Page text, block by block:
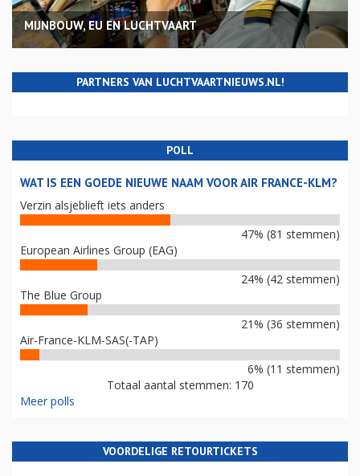
MIJNBOUW, EU EN LUCHTVAART
PARTNERS VAN LUCHTVAARTNIEUWS.NL!
POLL
WAT IS EEN GOEDE NIEUWE NAAM VOOR AIR FRANCE-KLM?
Verzin alsjeblieft iets anders
47% (81 stemmen)
European Airlines Group (EAG)
24% (42 stemmen)
The Blue Group
21% (36 stemmen)
Air-France-KLM-SAS(-TAP)
6% (11 stemmen)
Totaal aantal stemmen: 170
Meer polls
VOORDELIGE RETOURTICKETS